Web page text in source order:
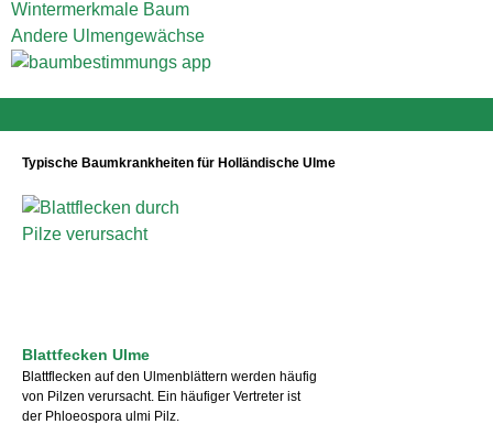
Wintermerkmale Baum
Andere Ulmengewächse
Typische Baumkrankheiten für Holländische Ulme
Blattfecken Ulme
Blattflecken auf den Ulmenblättern werden häufig
von Pilzen verursacht. Ein häufiger Vertreter ist
der Phloeospora ulmi Pilz.